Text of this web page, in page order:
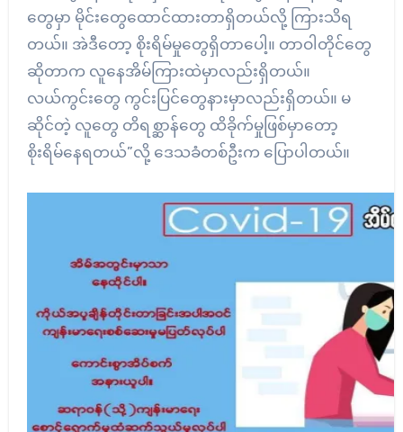
တွေမှာ မိုင်းတွေထောင်ထားတာရှိတယ်လို့ ကြားသိရ
တယ်။ အဲဒီတော့ စိုးရိမ်မှုတွေရှိတာပေါ့။ တာဝါတိုင်တွေ
ဆိုတာက လူနေအိမ်ကြားထဲမှာလည်းရှိတယ်။
လယ်ကွင်းတွေ ကွင်းပြင်တွေနားမှာလည်းရှိတယ်။ မ
ဆိုင်တဲ့ လူတွေ တိရစ္ဆာန်တွေ ထိခိုက်မှုဖြစ်မှာတော့
စိုးရိမ်နေရတယ်”လို့ ဒေသခံတစ်ဦးက ပြောပါတယ်။